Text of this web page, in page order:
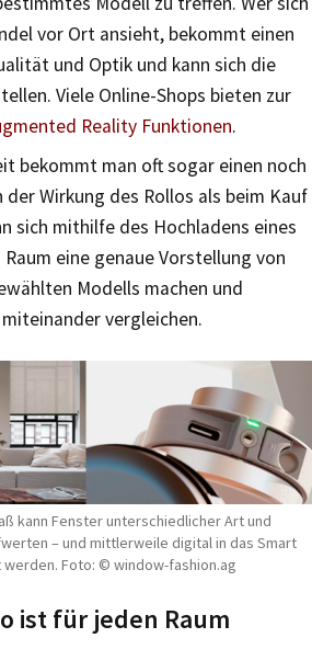
vor Ort ansieht, bekommt einen
und Optik und kann sich die
Viele Online-Shops bieten zur
Reality Funktionen.
bekommt man oft sogar einen noch
der Wirkung des Rollos als beim Kauf
sich mithilfe des Hochladens eines
eine genaue Vorstellung von
Modells machen und
vergleichen.
kann Fenster unterschiedlicher Art und
– und mittlerweile digital in das Smart
Foto: © window-fashion.ag
ist für jeden Raum